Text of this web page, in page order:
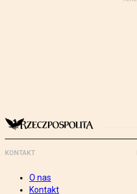
KONTAKT
O nas
Kontakt